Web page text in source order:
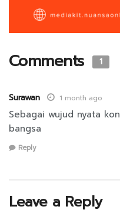
Comments 1
Surawan 1 month ago
Sebagai wujud nyata
bangsa
Reply
Leave a Reply